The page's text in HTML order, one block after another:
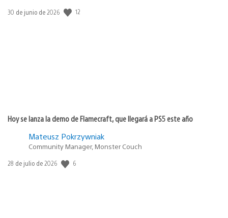
Fecha
30 de junio de 2026 12
Hoy se lanza la demo de Flamecraft, que llegará a PS5 este año
Mateusz Pokrzywniak
Community Manager, Monster Couch
Fecha
28 de julio de 2026 6